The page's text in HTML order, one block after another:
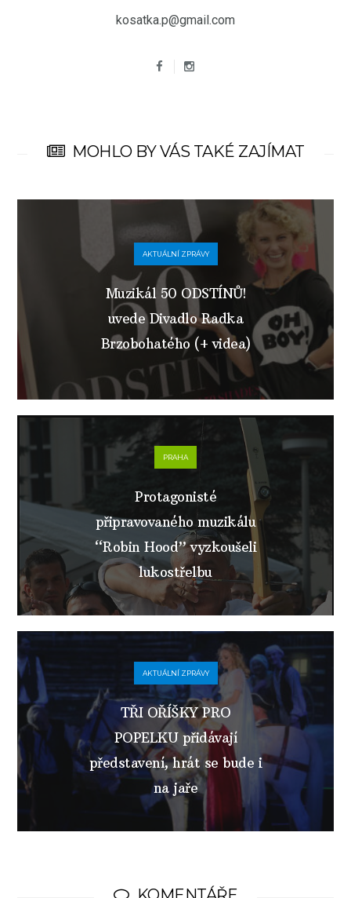
kosatka.p@gmail.com
MOHLO BY VÁS TAKÉ ZAJÍMAT
AKTUÁLNÍ ZPRÁVY
Muzikál 50 ODSTÍNŮ!
uvede Divadlo Radka
Brzobohatého (+ videa)
PRAHA
Protagonisté
připravovaného muzikálu
“Robin Hood” vyzkoušeli
lukostřelbu
AKTUÁLNÍ ZPRÁVY
TŘI OŘÍŠKY PRO
POPELKU přidávají
představení, hrát se bude i
na jaře